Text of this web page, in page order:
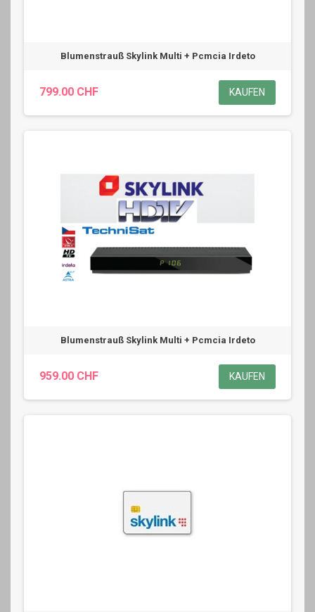
Blumenstrauß Skylink Multi + Pcmcia Irdeto
799.00 CHF KAUFEN
Blumenstrauß Skylink Multi + Pcmcia Irdeto
959.00 CHF KAUFEN